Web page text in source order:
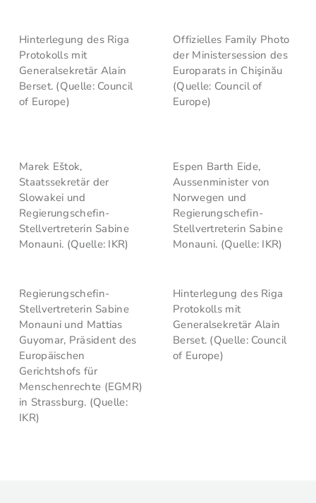
Hinterlegung des Riga
Protokolls mit
Generalsekretär Alain
Berset. (Quelle: Council
of Europe)
Offizielles Family Photo
der Ministersession des
Europarats in Chişinău
(Quelle: Council of
Europe)
Marek Eštok,
Staatssekretär der
Slowakei und
Regierungschefin-
Stellvertreterin Sabine
Monauni. (Quelle: IKR)
Espen Barth Eide,
Aussenminister von
Norwegen und
Regierungschefin-
Stellvertreterin Sabine
Monauni. (Quelle: IKR)
Regierungschefin-
Stellvertreterin Sabine
Monauni und Mattias
Guyomar, Präsident des
Europäischen
Gerichtshofs für
Menschenrechte (EGMR)
in Strassburg. (Quelle:
IKR)
Hinterlegung des Riga
Protokolls mit
Generalsekretär Alain
Berset. (Quelle: Council
of Europe)